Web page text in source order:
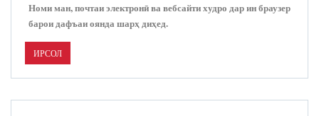
Номи ман, почтаи электронӣ ва вебсайти худро дар ин браузер
барои дафъаи оянда шарҳ диҳед.